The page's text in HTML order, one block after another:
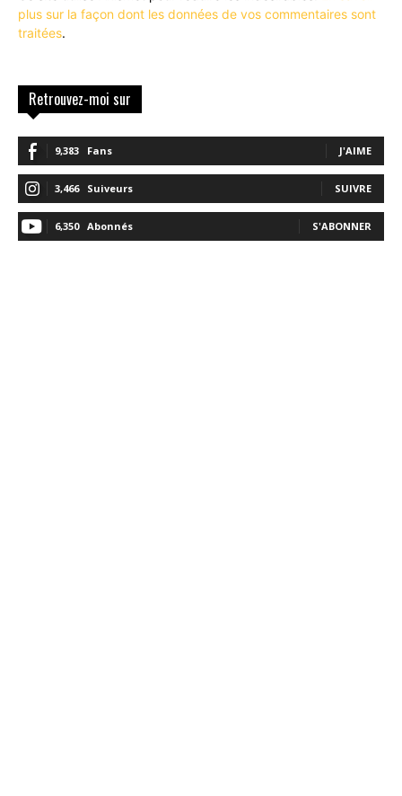
plus sur la façon dont les données de vos commentaires sont
traitées.
Retrouvez-moi sur
9,383 Fans J'AIME
3,466 Suiveurs SUIVRE
6,350 Abonnés S'ABONNER